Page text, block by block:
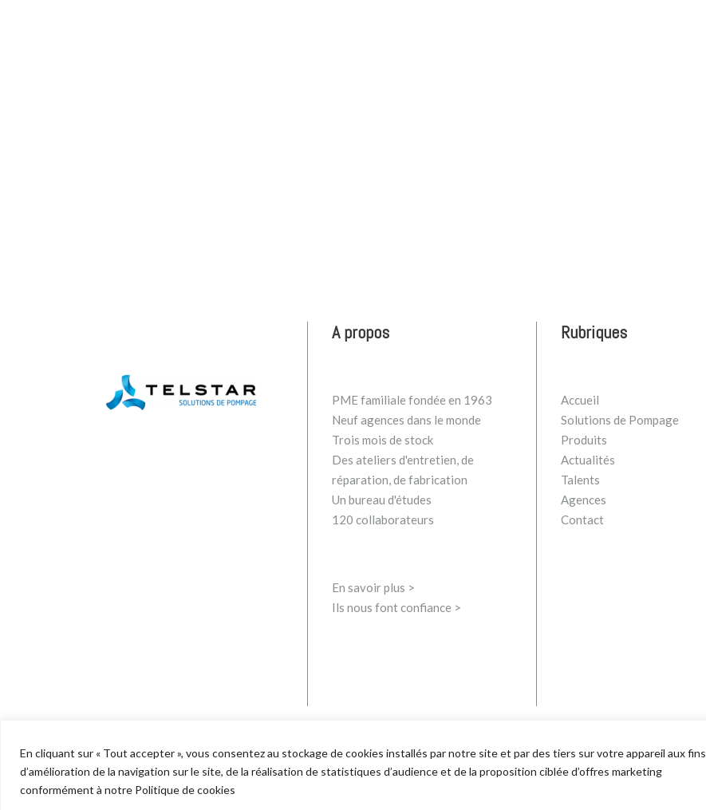
En cliquant sur « Tout accepter », vous consentez au stockage de cookies installés par notre site et par des tiers sur votre appareil aux fins
d’amélioration de la navigation sur le site, de la réalisation de statistiques d’audience et de la proposition ciblée d’offres marketing
conformément à notre Politique de cookies
A propos
PME familiale fondée en 1963
Neuf agences dans le monde
Trois mois de stock
Des ateliers d'entretien, de
réparation, de fabrication
Un bureau d'études
120 collaborateurs
En savoir plus >
Ils nous font confiance >
Rubriques
Accueil
Solutions de Pompage
Produits
Actualités
Talents
Agences
Contact
Copyright © 2022 Telstar - Tous droits réservés |Mentions Légales politique de confidentialité